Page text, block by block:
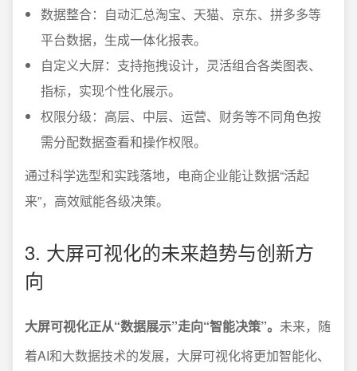
数据整合：自动汇总淘宝、天猫、京东、拼多多等
平台数据，生成一体化报表。
自定义大屏：支持拖拽设计，灵活组合各类图表、
指标，实现个性化展示。
权限分级：高层、中层、运营、财务等不同角色按
需分配数据查看和操作权限。
通过科学选型和实践落地，电商企业能让数据“活起
来”，高效赋能各级决策。
3. 大屏可视化的未来趋势与创新方
向
大屏可视化正从“数据展示”走向“智能决策”。 未来，随
着AI和大数据技术的发展，大屏可视化将更加智能化、